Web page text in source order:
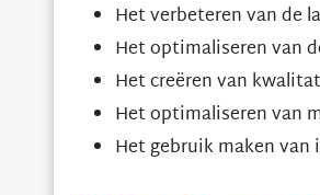
Het verbeteren van de
Het optimaliseren van
Het creëren van
Het optimaliseren van
Het gebruik maken